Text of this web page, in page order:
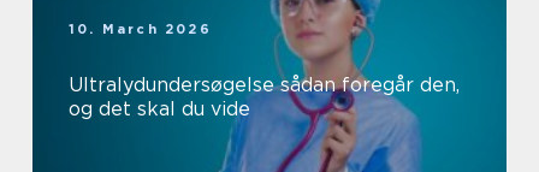
10. March 2026
Ultralydundersøgelse sådan foregår den,
og det skal du vide